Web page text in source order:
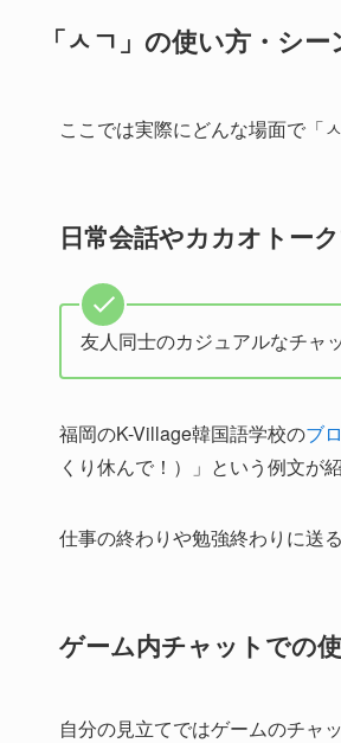
「ㅅㄱ」の使い方・シ
ここでは実際にどんな場面で「
日常会話やカカオトー
友人同士のカジュアルなチャ
福岡のK-Village韓国語学校のブ
くり休んで！）」という例文が
仕事の終わりや勉強終わりに送
ゲーム内チャットでの
自分の見立てではゲームのチャ